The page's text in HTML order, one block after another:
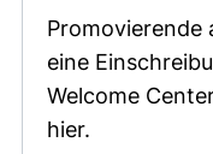
Promovierende
eine
Welcome
hier.